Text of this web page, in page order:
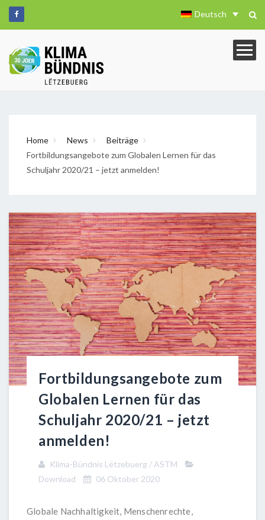
Deutsch
Home News
Beiträge
Fortbildungsangebote zum Globalen Lernen für das
Schuljahr 2020/21 – jetzt anmelden!
Fortbildungsangebote zum
Globalen Lernen für das
Schuljahr 2020/21 – jetzt
anmelden!
Klima-Bündnis Lëtzebuerg / ASTM
Download
06 Oktober 2020
Globale Nachhaltigkeit, Menschenrechte,